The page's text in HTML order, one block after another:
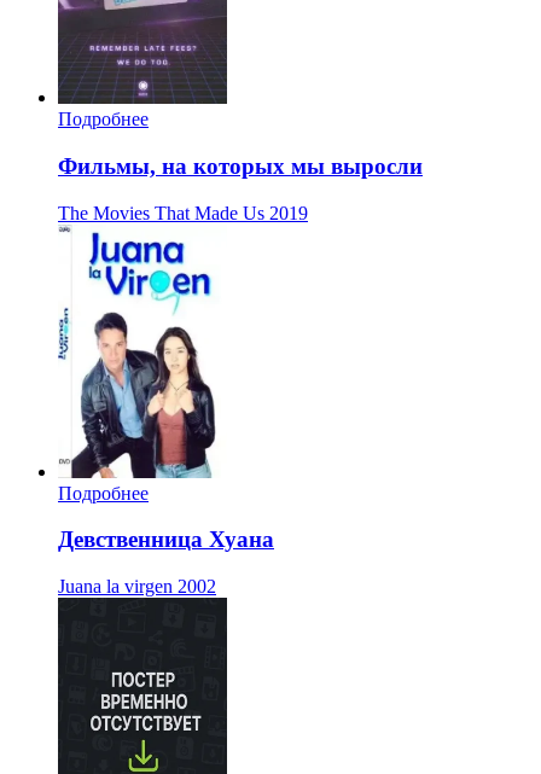
Подробнее
Фильмы, на которых мы выросли
The Movies That Made Us 2019
Подробнее
Девственница Хуана
Juana la virgen 2002